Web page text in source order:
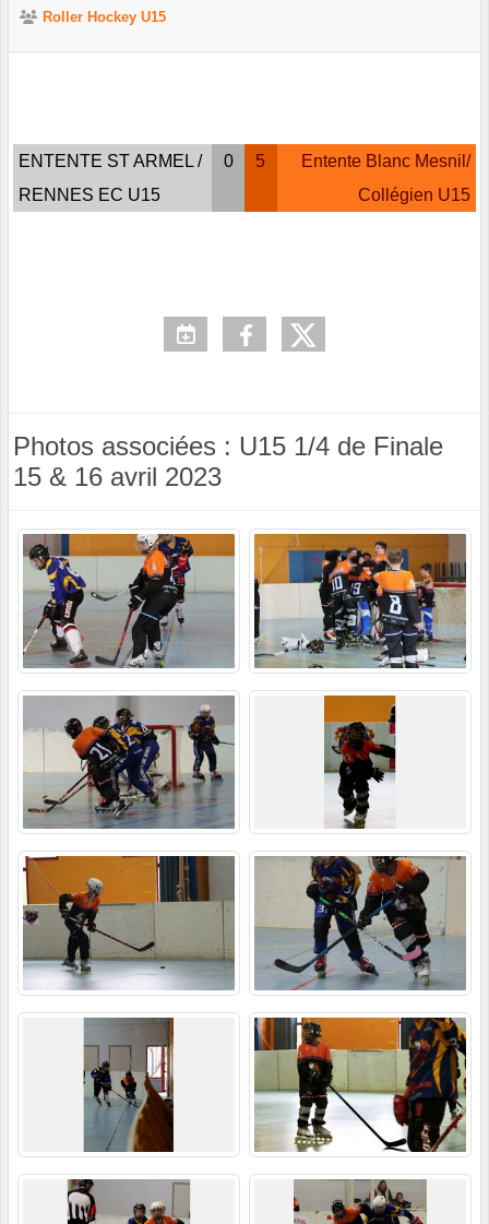
Roller Hockey U15
ENTENTE ST ARMEL /
RENNES EC U15
0 5
Entente Blanc Mesnil/
Collégien U15
Photos associées : U15 1/4 de Finale
15 & 16 avril 2023